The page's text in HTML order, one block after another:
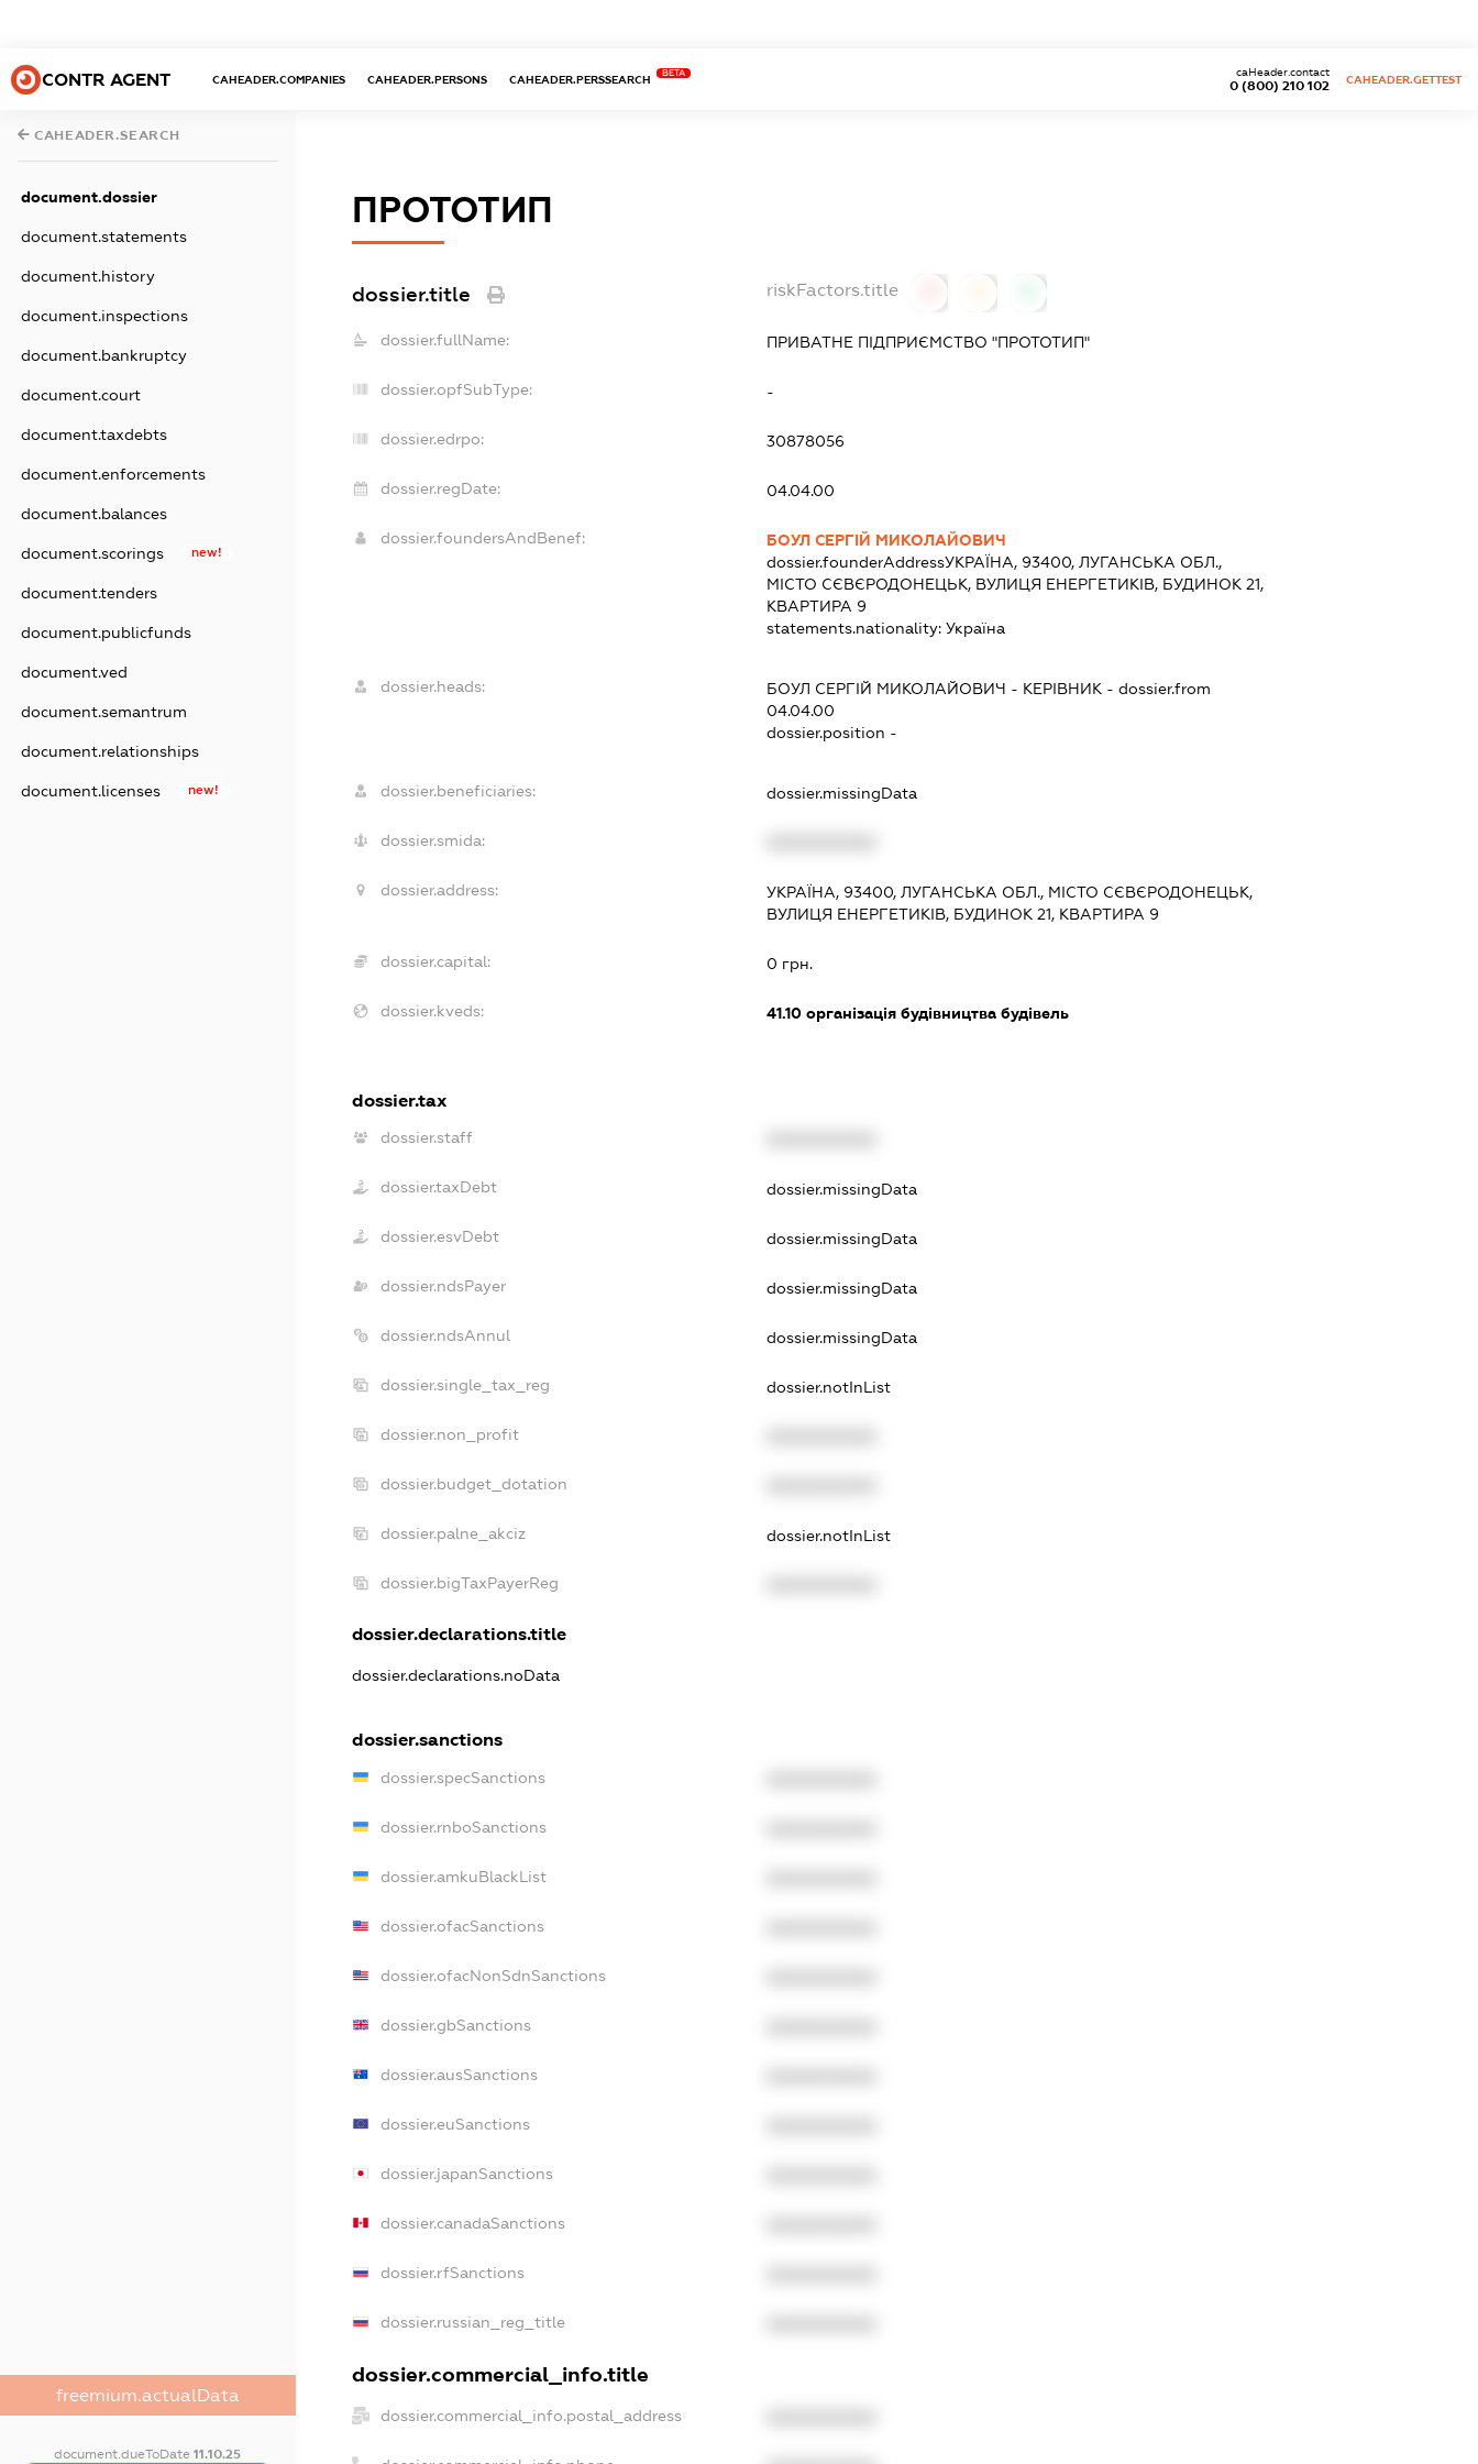
CONTR AGENT CAHEADER.COMPANIES CAHEADER.PERSONS CAHEADER.PERSSEARCH
BETA
0 (800) 210 102
caHeader.contact
CAHEADER.GETTEST
CAHEADER.SEARCH
document.dossier
document.statements
document.history
document.inspections
document.bankruptcy
document.court
document.taxdebts
document.enforcements
document.balances
document.scorings new!
document.tenders
document.publicfunds
document.ved
document.semantrum
document.relationships
document.licenses new!
freemium.actualData
document.dueToDate11.10.25
ПРОТОТИП
dossier.title riskFactors.title
dossier.fullName: ПРИВАТНЕ ПІДПРИЄМСТВО "ПРОТОТИП"
dossier.opfSubType: -
dossier.edrpo: 30878056
dossier.regDate: 04.04.00
dossier.foundersAndBenef:
БОУЛ СЕРГІЙ МИКОЛАЙОВИЧ
dossier.founderAddressУКРАЇНА, 93400, ЛУГАНСЬКА ОБЛ.,
МІСТО СЄВЄРОДОНЕЦЬК, ВУЛИЦЯ ЕНЕРГЕТИКІВ, БУДИНОК 21,
КВАРТИРА 9
statements.nationality:Україна
dossier.heads: БОУЛ СЕРГІЙ МИКОЛАЙОВИЧ - КЕРІВНИК - dossier.from
04.04.00
dossier.position -
dossier.beneficiaries: dossier.missingData
dossier.smida:
dossier.address:
УКРАЇНА, 93400, ЛУГАНСЬКА ОБЛ., МІСТО СЄВЄРОДОНЕЦЬК,
ВУЛИЦЯ ЕНЕРГЕТИКІВ, БУДИНОК 21, КВАРТИРА 9
dossier.capital: 0 грн.
dossier.kveds: 41.10 організація будівництва будівель
dossier.tax
dossier.staff
dossier.taxDebt dossier.missingData
dossier.esvDebt dossier.missingData
dossier.ndsPayer dossier.missingData
dossier.ndsAnnul dossier.missingData
dossier.single_tax_reg dossier.notInList
dossier.non_profit
dossier.budget_dotation
dossier.palne_akciz dossier.notInList
dossier.bigTaxPayerReg
dossier.declarations.title
dossier.declarations.noData
dossier.sanctions
dossier.specSanctions
dossier.rnboSanctions
dossier.amkuBlackList
dossier.ofacSanctions
dossier.ofacNonSdnSanctions
dossier.gbSanctions
dossier.ausSanctions
dossier.euSanctions
dossier.japanSanctions
dossier.canadaSanctions
dossier.rfSanctions
dossier.russian_reg_title
dossier.commercial_info.title
dossier.commercial_info.postal_address